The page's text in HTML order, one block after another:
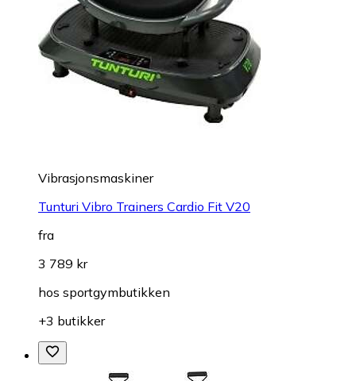
Vibrasjonsmaskiner
Tunturi Vibro Trainers Cardio Fit V20
fra
3 789 kr
hos sportgymbutikken
+3 butikker